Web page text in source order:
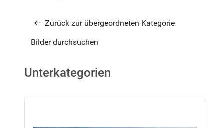
Zurück zur übergeordneten Kategorie
Bilder durchsuchen
Unterkategorien